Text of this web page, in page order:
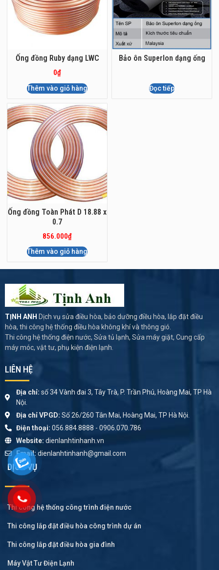
Ống đồng Ruby dạng LWC
0₫
Thêm vào giỏ hàng
Bảo ôn Superlon dạng ống
Đọc tiếp
Ống đồng Toàn Phát D 18.88 x
0.7
856.000₫
Thêm vào giỏ hàng
TỊNH ANH Dịch vụ sửa điều hòa, bảo dưỡng điều hòa, lắp đặt điều
hòa, thi công hệ thống điều hòa không khí và thông gió.
Thi công hệ thống điện nước, Sửa tủ lạnh, Sửa máy giặt, Cung cấp
máy móc, vật tư, phụ kiện điện lạnh.
LIÊN HỆ
Địa chỉ: số 34 Vành đai 3, Tây Trà, P. Trần Phú, Hoàng Mai, TP Hà
Nội.
Địa chỉ VPGD: Số 26/260 Tân Mai, Hoàng Mai, TP Hà Nội.
Điện thoại: 056.884.8888 - 0906.070.786
Website: dienlanhtinhanh.vn
Email: dienlanhtinhanh@gmail.com
DỊCH VỤ
Thi công hệ thống công trình điện nước
Thi công lắp đặt điều hòa công trình dự án
Thi công lắp đặt điều hòa gia đình
Máy Vật Tư Điện Lạnh